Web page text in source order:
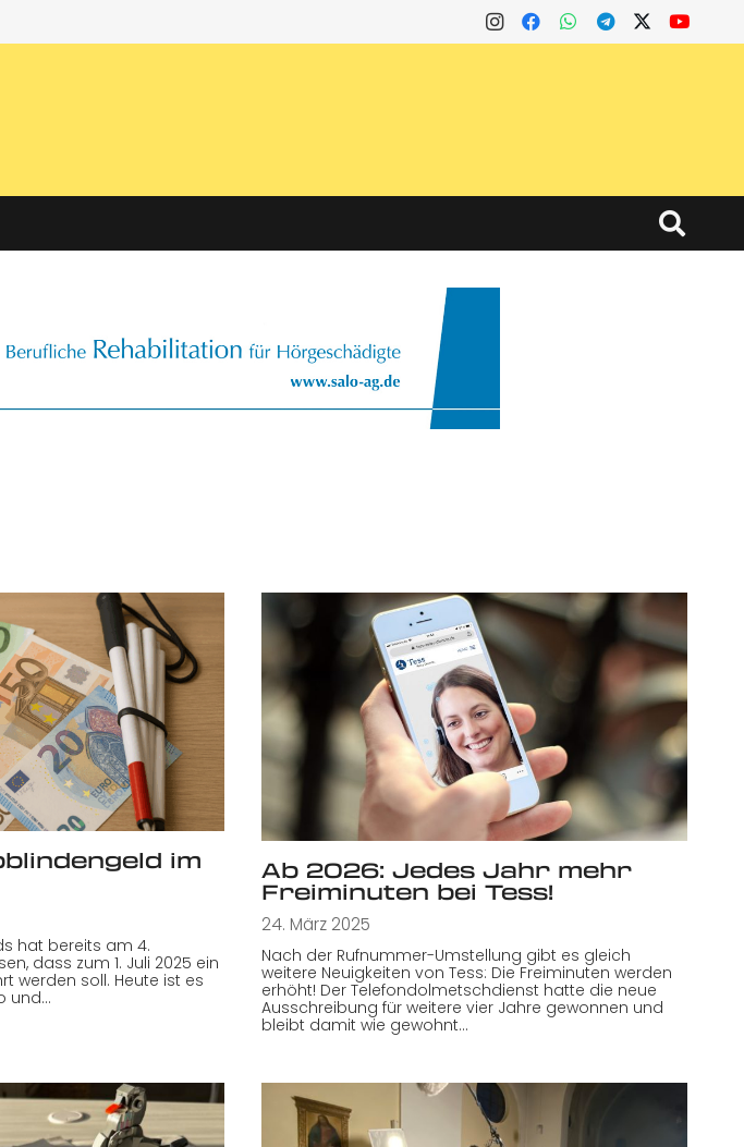
im
hat bereits am 4.
dass zum 1. Juli 2025 ein
werden soll. Heute ist es
und…
Ab 2026: Jedes Jahr mehr
Freiminuten bei Tess!
24. März 2025
Nach der Rufnummer-Umstellung gibt es gleich
weitere Neuigkeiten von Tess: Die Freiminuten werden
erhöht! Der Telefondolmetschdienst hatte die neue
Ausschreibung für weitere vier Jahre gewonnen und
bleibt damit wie gewohnt…